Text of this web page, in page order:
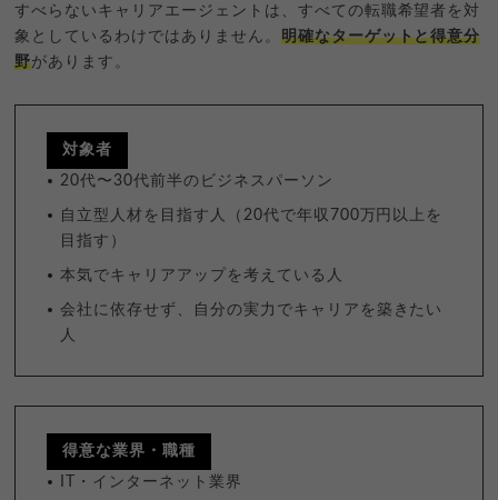
すべらないキャリアエージェントは、すべての転職希望者を対
象としているわけではありません。 明確なターゲットと得意分
野があります。
対象者
20代〜30代前半のビジネスパーソン
自立型人材を目指す人（20代で年収700万円以上を
目指す）
本気でキャリアアップを考えている人
会社に依存せず、自分の実力でキャリアを築きたい
人
得意な業界・職種
IT・インターネット業界